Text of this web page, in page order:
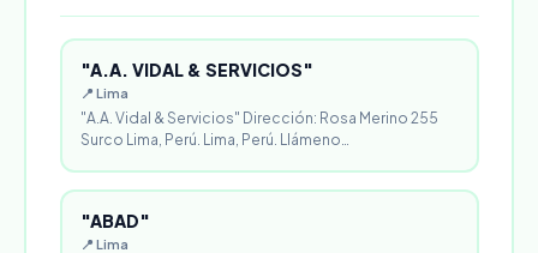
"A.A. VIDAL & SERVICIOS"
📍 Lima
"A.A. Vidal & Servicios" Dirección: Rosa Merino 255
Surco Lima, Perú. Lima, Perú. Llámeno…
"ABAD"
📍 Lima